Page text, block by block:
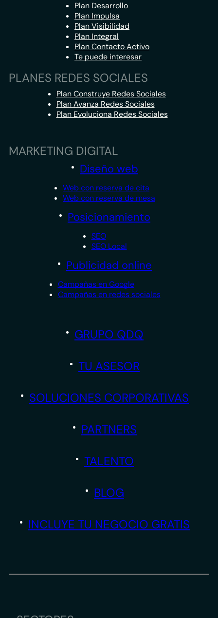
Plan Desarrollo
Plan Impulsa
Plan Visibilidad
Plan Integral
Plan Contacto Activo
Te puede interesar
PLANES REDES SOCIALES
Plan Construye Redes Sociales
Plan Avanza Redes Sociales
Plan Evoluciona Redes Sociales
MARKETING DIGITAL
Diseño web
Web con reserva de cita
Web con reserva de mesa
Posicionamiento
SEO
SEO Local
Publicidad online
Campañas en Google
Campañas en redes sociales
GRUPO QDQ
TU ASESOR
SOLUCIONES CORPORATIVAS
PARTNERS
TALENTO
BLOG
INCLUYE TU NEGOCIO GRATIS